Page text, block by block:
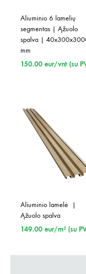
Aliuminio 6 lamelių
segmentas | Ąžuolo
spalva |
mm
150.00 eur/vnt (su
Aliuminio lamelė  |
Ąžuolo spalva
149.00 eur/m² (su